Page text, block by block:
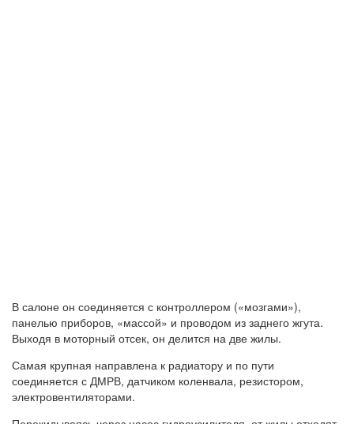
В салоне он соединяется с контроллером («мозгами»),
панелью приборов, «массой» и проводом из заднего жгута.
Выходя в моторный отсек, он делится на две жилы.
Самая крупная направлена к радиатору и по пути
соединяется с ДМРВ, датчиком коленвала, резистором,
электровентиляторами.